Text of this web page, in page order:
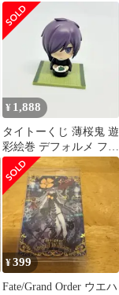
¥ 1,888
タイトーくじ 薄桜鬼 遊
彩絵巻 デフォルメ フィ
ギュア 斎藤
¥399
Fate/Grand Order ウエハ